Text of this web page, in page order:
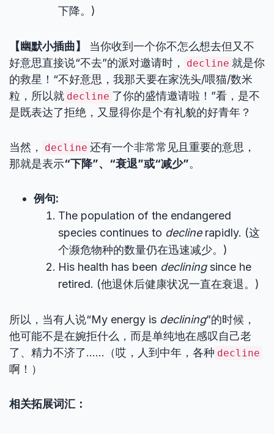
下降。)
【幽默小插曲】
当你收到一个你不怎么想去但又不
好意思直接说“不去”的派对邀请时，
decline 就是你
的救星！“不好意思，我那天要在家洗头/喂猫/数米
粒，所以就 decline 了你的盛情邀请啦！”看，是不
是既表达了拒绝，又显得你是个有礼貌的好青年？
当然， decline 还有一个非常常见且重要的意思，
那就是表示“下降”、“衰退”或“减少”。
例句:
The population of the endangered
species continues to declinerapidly. (这
个濒危物种的数量仍在迅速减少。)
His health has been decliningsince he
retired. (他退休后健康状况一直在衰退。)
所以，当有人说“My energy is declining”的时候，
他可能不是在婉拒什么，而是单纯地在感叹自己老
了、精力不济了……（哎，人到中年，各种 decline
啊！）
相关拓展词汇：